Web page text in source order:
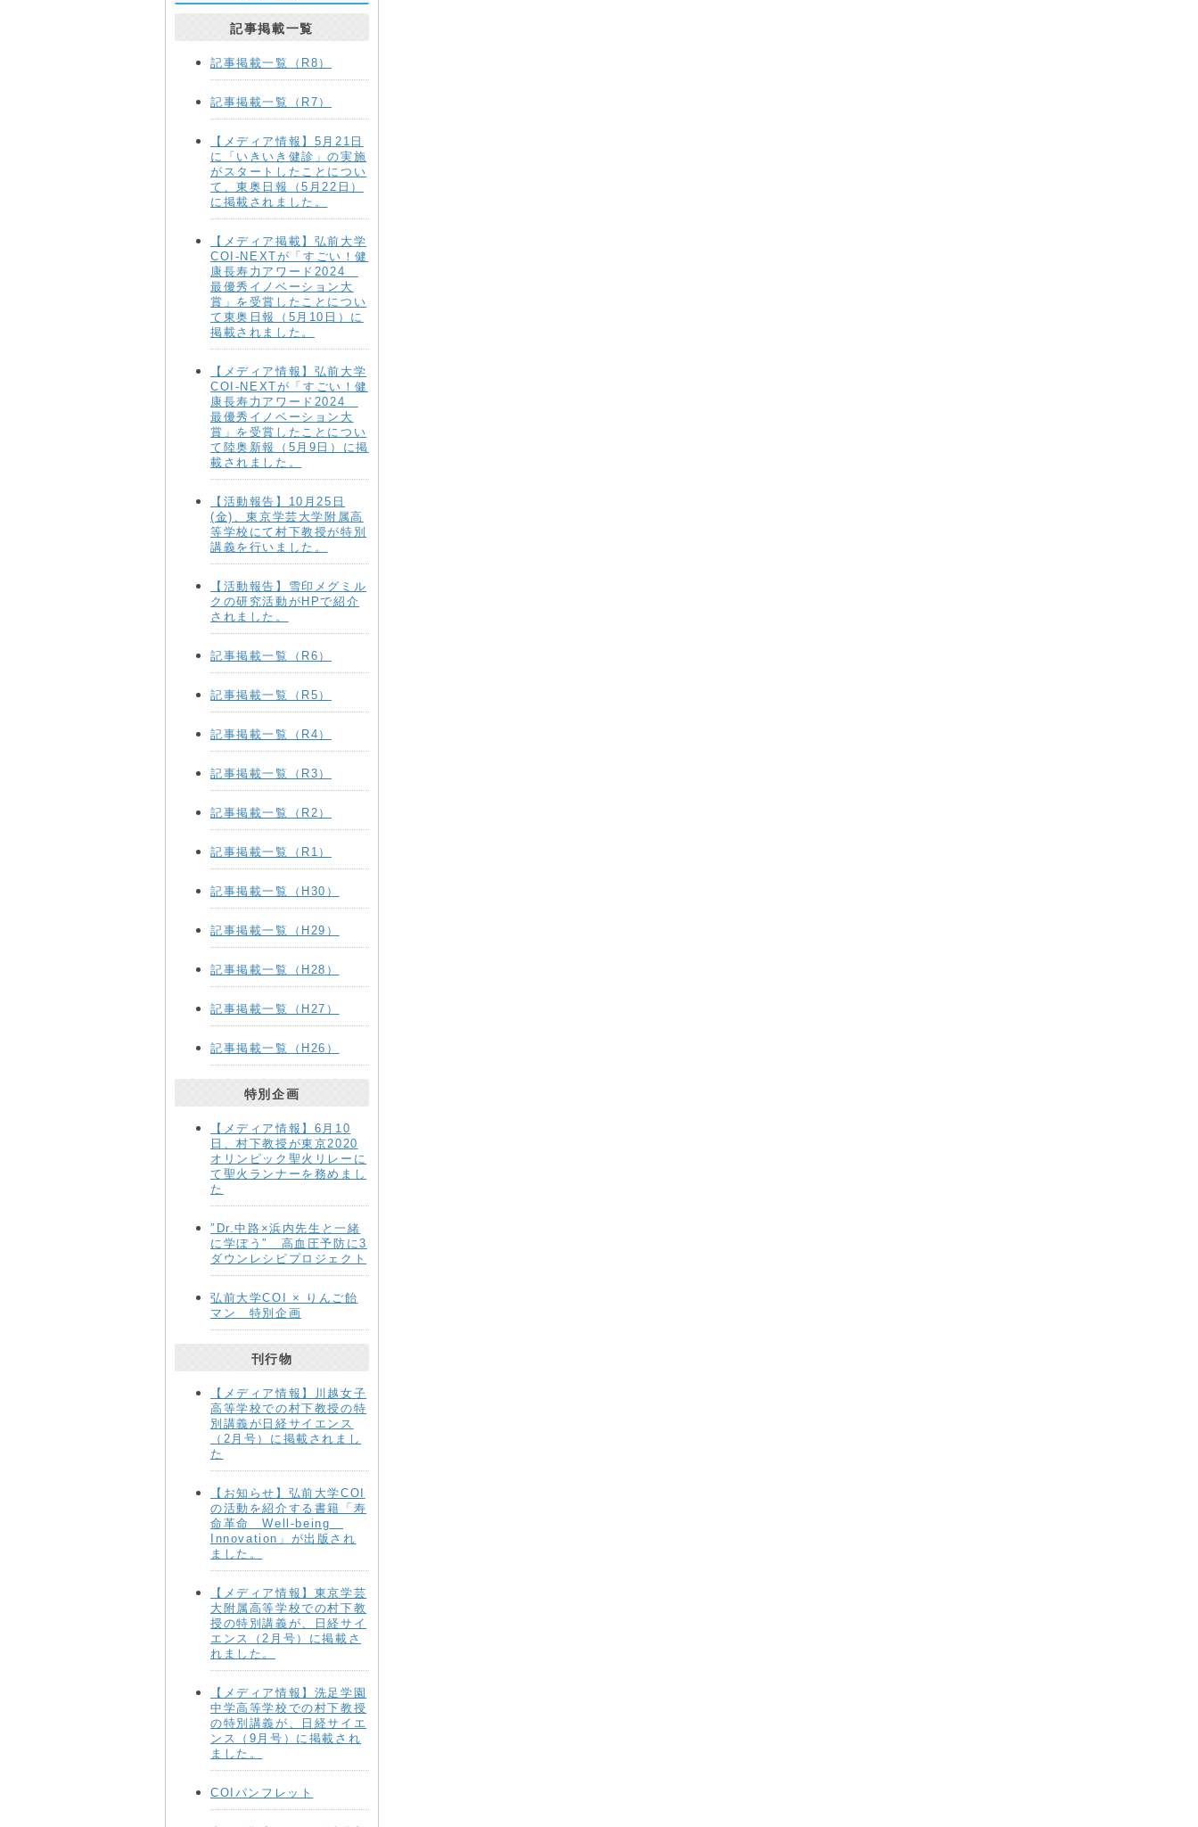
記事掲載一覧
記事掲載一覧（R8）
記事掲載一覧（R7）
【メディア情報】5月21日
に「いきいき健診」の実施
がスタートしたことについ
て、東奥日報（5月22日）
に掲載されました。
【メディア掲載】弘前大学
COI-NEXTが「すごい！健
康長寿力アワード2024
最優秀イノベーション大
賞」を受賞したことについ
て東奥日報（5月10日）に
掲載されました。
【メディア情報】弘前大学
COI-NEXTが「すごい！健
康長寿力アワード2024
最優秀イノベーション大
賞」を受賞したことについ
て陸奥新報（5月9日）に掲
載されました。
【活動報告】10月25日
(金)、東京学芸大学附属高
等学校にて村下教授が特別
講義を行いました。
【活動報告】雪印メグミル
クの研究活動がHPで紹介
されました。
記事掲載一覧（R6）
記事掲載一覧（R5）
記事掲載一覧（R4）
記事掲載一覧（R3）
記事掲載一覧（R2）
記事掲載一覧（R1）
記事掲載一覧（H30）
記事掲載一覧（H29）
記事掲載一覧（H28）
記事掲載一覧（H27）
記事掲載一覧（H26）
特別企画
【メディア情報】6月10
日、村下教授が東京2020
オリンピック聖火リレーに
て聖火ランナーを務めまし
た
″Dr.中路×浜内先生と一緒
に学ぼう″ 高血圧予防に3
ダウンレシピプロジェクト
弘前大学COI × りんご飴
マン 特別企画
刊行物
【メディア情報】川越女子
高等学校での村下教授の特
別講義が日経サイエンス
（2月号）に掲載されまし
た
【お知らせ】弘前大学COI
の活動を紹介する書籍「寿
命革命 Well-being
Innovation」が出版され
ました。
【メディア情報】東京学芸
大附属高等学校での村下教
授の特別講義が、日経サイ
エンス（2月号）に掲載さ
れました。
【メディア情報】洗足学園
中学高等学校での村下教授
の特別講義が、日経サイエ
ンス（9月号）に掲載され
ました。
COIパンフレット